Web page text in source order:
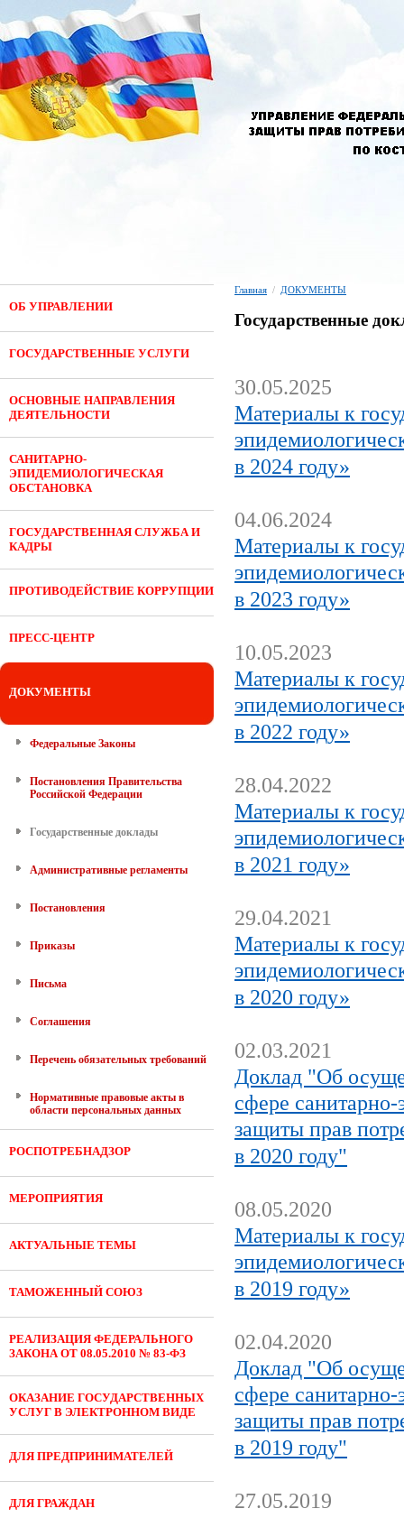
ОБ УПРАВЛЕНИИ
ГОСУДАРСТВЕННЫЕ УСЛУГИ
ОСНОВНЫЕ НАПРАВЛЕНИЯ
ДЕЯТЕЛЬНОСТИ
САНИТАРНО-
ЭПИДЕМИОЛОГИЧЕСКАЯ
ОБСТАНОВКА
ГОСУДАРСТВЕННАЯ СЛУЖБА И
КАДРЫ
ПРОТИВОДЕЙСТВИЕ КОРРУПЦИИ
ПРЕСС-ЦЕНТР
ДОКУМЕНТЫ
Федеральные Законы
Постановления Правительства
Российской Федерации
Государственные доклады
Административные регламенты
Постановления
Приказы
Письма
Соглашения
Перечень обязательных требований
Нормативные правовые акты в
области персональных данных
РОСПОТРЕБНАДЗОР
МЕРОПРИЯТИЯ
АКТУАЛЬНЫЕ ТЕМЫ
ТАМОЖЕННЫЙ СОЮЗ
РЕАЛИЗАЦИЯ ФЕДЕРАЛЬНОГО
ЗАКОНА ОТ 08.05.2010 № 83-ФЗ
ОКАЗАНИЕ ГОСУДАРСТВЕННЫХ
УСЛУГ В ЭЛЕКТРОННОМ ВИДЕ
ДЛЯ ПРЕДПРИНИМАТЕЛЕЙ
ДЛЯ ГРАЖДАН
Главная / ДОКУМЕНТЫ
Государственные
30.05.2025
Материалы к
в 2024 году»
04.06.2024
Материалы к
в 2023 году»
10.05.2023
Материалы к
в 2022 году»
28.04.2022
Материалы к
в 2021 году»
29.04.2021
Материалы к
в 2020 году»
02.03.2021
Доклад "Об
сфере
защиты прав
в 2020 году"
08.05.2020
Материалы к
в 2019 году»
02.04.2020
Доклад "Об
сфере
защиты прав
в 2019 году"
27.05.2019